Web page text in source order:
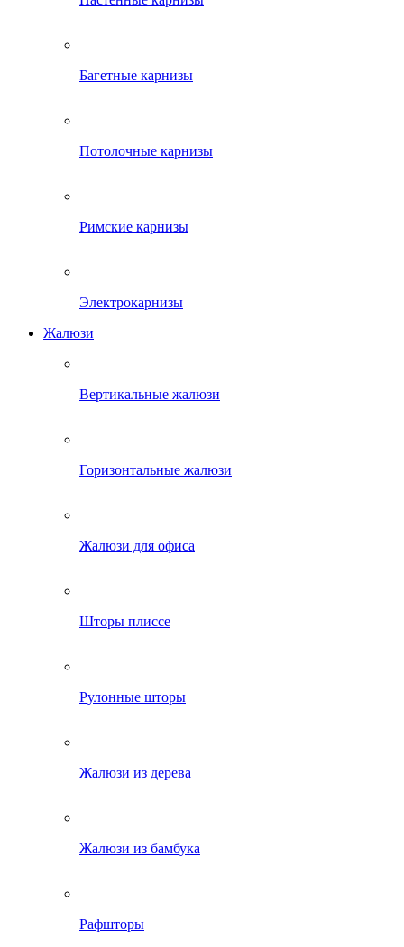
Багетные карнизы
Потолочные карнизы
Римские карнизы
Электрокарнизы
Жалюзи
Вертикальные жалюзи
Горизонтальные жалюзи
Жалюзи для офиса
Шторы плиссе
Рулонные шторы
Жалюзи из дерева
Жалюзи из бамбука
Рафшторы